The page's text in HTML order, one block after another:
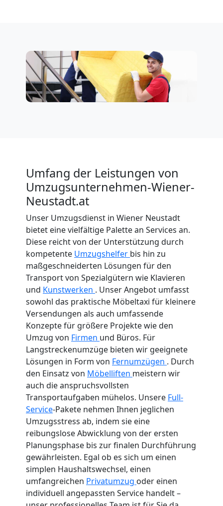
Umfang der Leistungen von
Umzugsunternehmen-Wiener-
Neustadt.at
Unser Umzugsdienst in Wiener Neustadt
bietet eine vielfältige Palette an Services an.
Diese reicht von der Unterstützung durch
kompetente Umzugshelfer bis hin zu
maßgeschneiderten Lösungen für den
Transport von Spezialgütern wie Klavieren
und Kunstwerken . Unser Angebot umfasst
sowohl das praktische Möbeltaxi für kleinere
Versendungen als auch umfassende
Konzepte für größere Projekte wie den
Umzug von Firmen und Büros. Für
Langstreckenumzüge bieten wir geeignete
Lösungen in Form von Fernumzügen . Durch
den Einsatz von Möbelliften meistern wir
auch die anspruchsvollsten
Transportaufgaben mühelos. Unsere Full-
Service-Pakete nehmen Ihnen jeglichen
Umzugsstress ab, indem sie eine
reibungslose Abwicklung von der ersten
Planungsphase bis zur finalen Durchführung
gewährleisten. Egal ob es sich um einen
simplen Haushaltswechsel, einen
umfangreichen Privatumzug oder einen
individuell angepassten Service handelt –
Nationaler
Umzug